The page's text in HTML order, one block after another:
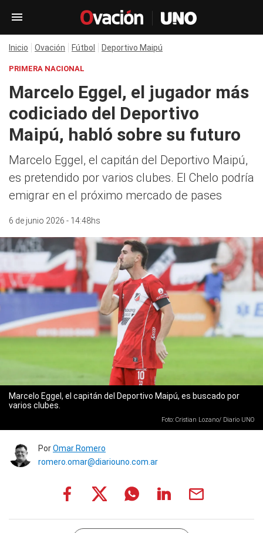
Inicio Ovación Fútbol Deportivo Maipú
PRIMERA NACIONAL
Marcelo Eggel, el jugador más
codiciado del Deportivo
Maipú, habló sobre su futuro
Marcelo Eggel, el capitán del Deportivo Maipú,
es pretendido por varios clubes. El Chelo podría
emigrar en el próximo mercado de pases
6 de junio 2026 - 14:48hs
Marcelo Eggel, el capitán del Deportivo Maipú, es buscado por
varios clubes.
Foto: Cristian Lozano/ Diario UNO
PorOmar Romero
romero.omar@diariouno.com.ar